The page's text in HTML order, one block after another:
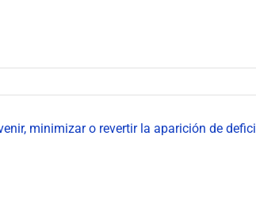
minimizar o revertir la aparición de